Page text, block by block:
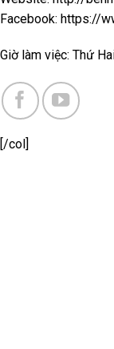
Facebook: https://
Giờ làm việc: Thứ
[/col]